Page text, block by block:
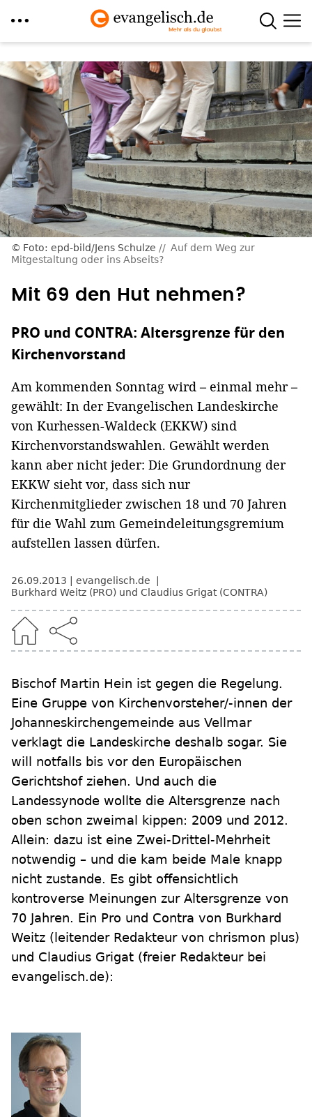
zum
Inhalt
Foto: epd-bild/Jens Schulze
Auf dem Weg zur
Mitgestaltung oder ins Abseits?
Mit 69 den Hut nehmen?
PRO und CONTRA: Altersgrenze für den
Kirchenvorstand
Am kommenden Sonntag wird – einmal mehr –
gewählt: In der Evangelischen Landeskirche
von Kurhessen-Waldeck (EKKW) sind
Kirchenvorstandswahlen. Gewählt werden
kann aber nicht jeder: Die Grundordnung der
EKKW sieht vor, dass sich nur
Kirchenmitglieder zwischen 18 und 70 Jahren
für die Wahl zum Gemeindeleitungsgremium
aufstellen lassen dürfen.
26.09.2013
evangelisch.de
Burkhard Weitz (PRO) und Claudius Grigat (CONTRA)
Bischof Martin Hein ist gegen die Regelung.
Eine Gruppe von Kirchenvorsteher/-innen der
Johanneskirchengemeinde aus Vellmar
verklagt die Landeskirche deshalb sogar. Sie
will notfalls bis vor den Europäischen
Gerichtshof ziehen. Und auch die
Landessynode wollte die Altersgrenze nach
oben schon zweimal kippen: 2009 und 2012.
Allein: dazu ist eine Zwei-Drittel-Mehrheit
notwendig – und die kam beide Male knapp
nicht zustande. Es gibt offensichtlich
kontroverse Meinungen zur Altersgrenze von
70 Jahren. Ein Pro und Contra von Burkhard
Weitz (leitender Redakteur von chrismon plus)
und Claudius Grigat (freier Redakteur bei
evangelisch.de):